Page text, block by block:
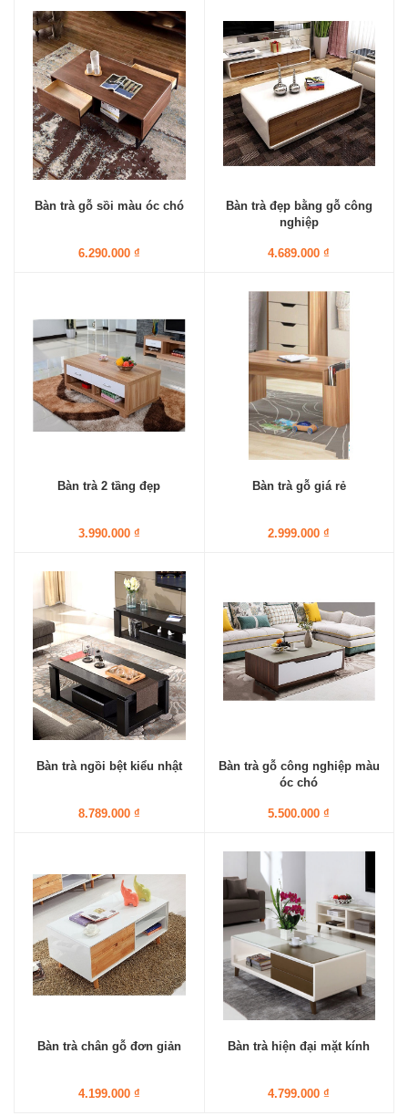
Bàn trà gỗ sồi màu óc chó
6.290.000 ₫
Bàn trà đẹp bằng gỗ công
nghiệp
4.689.000 ₫
Bàn trà 2 tầng đẹp
3.990.000 ₫
Bàn trà gỗ giá rẻ
2.999.000 ₫
Bàn trà ngồi bệt kiểu nhật
8.789.000 ₫
Bàn trà gỗ công nghiệp màu
óc chó
5.500.000 ₫
Bàn trà chân gỗ đơn giản
4.199.000 ₫
Bàn trà hiện đại mặt kính
4.799.000 ₫